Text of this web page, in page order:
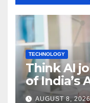
TECHNOLOGY
Think AI
of India’s
layoffs
AUGUST 8, 2026